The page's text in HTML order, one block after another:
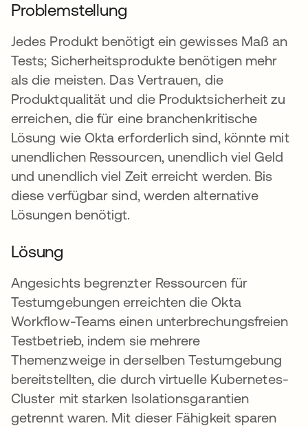
Problemstellung
Jedes Produkt benötigt ein gewisses Maß an
Tests; Sicherheitsprodukte benötigen mehr
als die meisten. Das Vertrauen, die
Produktqualität und die Produktsicherheit zu
erreichen, die für eine branchenkritische
Lösung wie Okta erforderlich sind, könnte mit
unendlichen Ressourcen, unendlich viel Geld
und unendlich viel Zeit erreicht werden. Bis
diese verfügbar sind, werden alternative
Lösungen benötigt.
Lösung
Angesichts begrenzter Ressourcen für
Testumgebungen erreichten die Okta
Workflow-Teams einen unterbrechungsfreien
Testbetrieb, indem sie mehrere
Themenzweige in derselben Testumgebung
bereitstellten, die durch virtuelle Kubernetes-
Cluster mit starken Isolationsgarantien
getrennt waren. Mit dieser Fähigkeit sparen